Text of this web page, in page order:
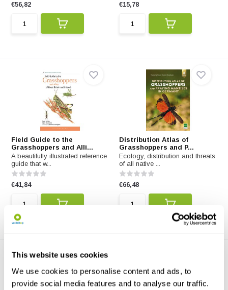
This website uses cookies
We use cookies to personalise content and ads, to
provide social media features and to analyse our traffic.
€56,82 €15,78
Field Guide to the
Grasshoppers and Alli...
A beautifully illustrated reference
guide that w...
€41,84
Distribution Atlas of
Grasshoppers and P...
Ecology, distribution and threats
of all native ...
€66,48